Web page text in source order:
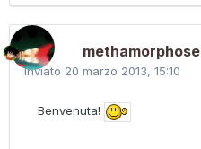
methamorphose
Inviato 20 marzo 2013, 15:10
Benvenuta!